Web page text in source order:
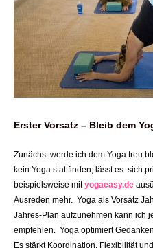
Erster Vorsatz – Bleib dem
Zunächst werde ich dem Yoga treu
kein Yoga stattfinden, lässt es sich
beispielsweise mityogaeasy.de
Ausreden mehr. Yoga als Vorsatz
Jahres-Plan aufzunehmen kann ich
empfehlen. Yoga optimiert
Es stärkt Koordination, Flexibilität